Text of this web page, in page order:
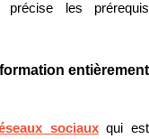
précise les prérequis
entièrement
sociaux qui est